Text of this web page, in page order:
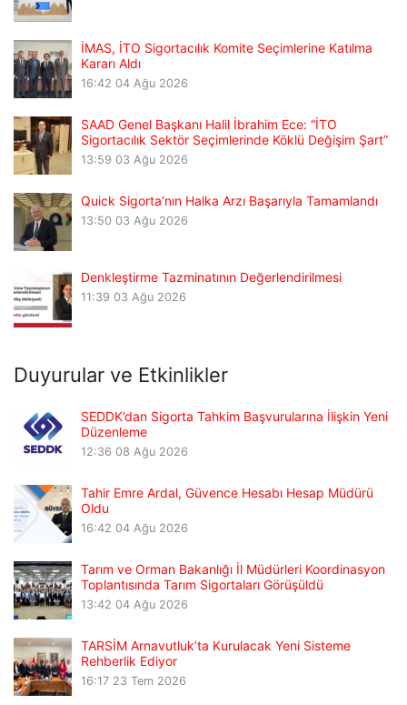
İMAS, İTO Sigortacılık Komite Seçimlerine Katılma
Kararı Aldı
16:42 04 Ağu 2026
SAAD Genel Başkanı Halil İbrahim Ece: “İTO
Sigortacılık Sektör Seçimlerinde Köklü Değişim Şart”
13:59 03 Ağu 2026
Quick Sigorta’nın Halka Arzı Başarıyla Tamamlandı
13:50 03 Ağu 2026
Denkleştirme Tazminatının Değerlendirilmesi
11:39 03 Ağu 2026
Duyurular ve Etkinlikler
SEDDK’dan Sigorta Tahkim Başvurularına İlişkin Yeni
Düzenleme
12:36 08 Ağu 2026
Tahir Emre Ardal, Güvence Hesabı Hesap Müdürü
Oldu
16:42 04 Ağu 2026
Tarım ve Orman Bakanlığı İl Müdürleri Koordinasyon
Toplantısında Tarım Sigortaları Görüşüldü
13:42 04 Ağu 2026
TARSİM Arnavutluk’ta Kurulacak Yeni Sisteme
Rehberlik Ediyor
16:17 23 Tem 2026